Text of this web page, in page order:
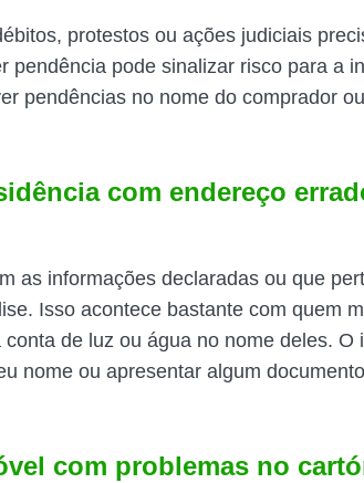
protestos ou ações judiciais
pendência pode sinalizar risco para a
pendências no nome do comprador
com endereço
as informações declaradas ou que
Isso acontece bastante com quem
de luz ou água no nome deles. O
nome ou apresentar algum
com problemas no